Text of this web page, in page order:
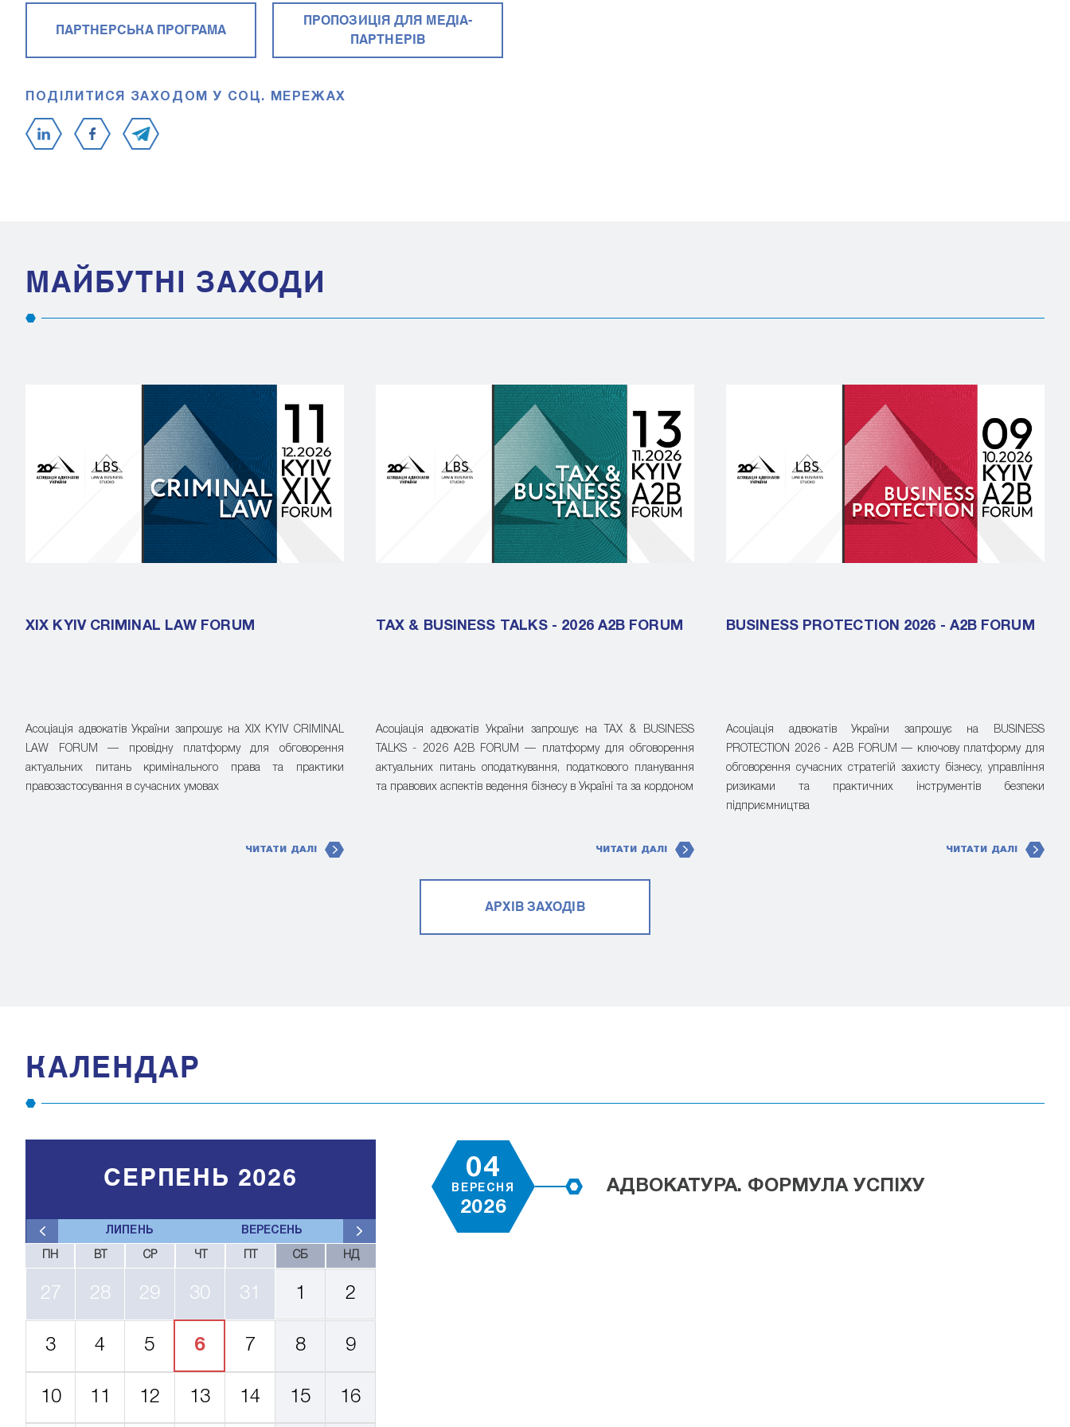
ПАРТНЕРСЬКА ПРОГРАМА
ПРОПОЗИЦІЯ ДЛЯ МЕДІА-
ПАРТНЕРІВ
ПОДІЛИТИСЯ ЗАХОДОМ У СОЦ. МЕРЕЖАХ
МАЙБУТНІ ЗАХОДИ
XIX KYIV CRIMINAL LAW FORUM
Асоціація адвокатів України запрошує на XIX KYIV CRIMINAL
LAW FORUM — провідну платформу для обговорення
актуальних питань кримінального права та практики
правозастосування в сучасних умовах
ЧИТАТИ ДАЛІ
TAX & BUSINESS TALKS - 2026 A2B FORUM
Асоціація адвокатів України запрошує на TAX & BUSINESS
TALKS - 2026 A2B FORUM — платформу для обговорення
актуальних питань оподаткування, податкового планування
та правових аспектів ведення бізнесу в Україні та за кордоном
ЧИТАТИ ДАЛІ
BUSINESS PROTECTION 2026 - A2B FORUM
Асоціація адвокатів України запрошує на BUSINESS
PROTECTION 2026 - A2B FORUM — ключову платформу для
обговорення сучасних стратегій захисту бізнесу, управління
ризиками та практичних інструментів безпеки
підприємництва
ЧИТАТИ ДАЛІ
АРХІВ ЗАХОДІВ
КАЛЕНДАР
ЛИПЕНЬ ВЕРЕСЕНЬ
СЕРПЕНЬ 2026
ПН ВТ СР ЧТ СБ НД
27 28 29 30 31 1 2
3 4 5 6 7 8 9
10 11 12 13 14 15 16
04
ВЕРЕСНЯ
2026
АДВОКАТУРА. ФОРМУЛА УСПІХУ